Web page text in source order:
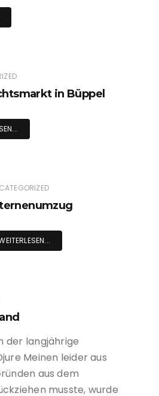
in Büppel
der langjährige
Meinen leider aus
aus dem
musste, wurde